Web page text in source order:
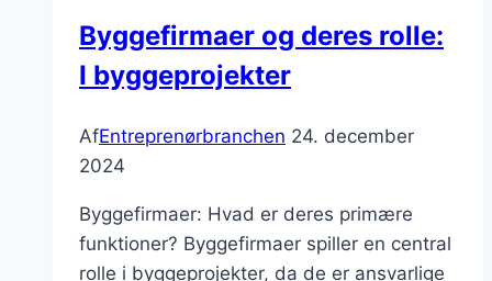
Byggefirmaer og deres rolle:
I byggeprojekter
AfEntreprenørbranchen 24. december
2024
Byggefirmaer: Hvad er deres primære
funktioner? Byggefirmaer spiller en central
rolle i byggeprojekter, da de er ansvarlige